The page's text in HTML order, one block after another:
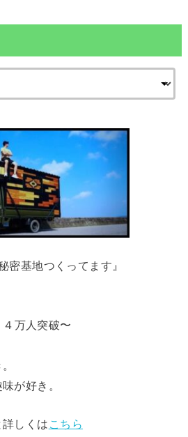
密基地つくってます』
４万人突破〜
が好き。
しくは こちら